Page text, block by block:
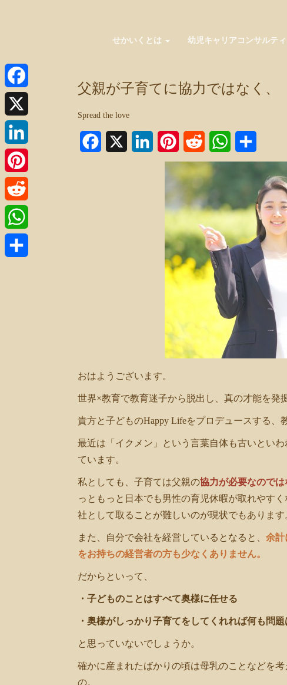
せかいくとは 幼児キャリアコンサルテ
父親が子育てに協力ではなく、
Spread the love
Facebook LinkedInPinterest Reddit WhatsApp
有
おはようございます。
世界×教育で教育迷子から脱出し、真の才能を発
貴方と子どものHappy Lifeをプロデュースする、
最近は「イクメン」という言葉自体も古いとい
ています。
私としても、子育ては父親の協力が必要なので
っともっと日本でも男性の育児休暇が取れやす
社として取ることが難しいのが現状でもあります
また、自分で会社を経営しているとなると、 余計
をお持ちの経営者の方も少なくありません。
だからといって、
・子どものことはすべて奥様に任せる
・奥様がしっかり子育てをしてくれれば何も問
と思っていないでしょうか。
確かに産まれたばかりの頃は母乳のことなどを
の。
Facebook
X
LinkedIn
Pinterest
Reddit
WhatsApp